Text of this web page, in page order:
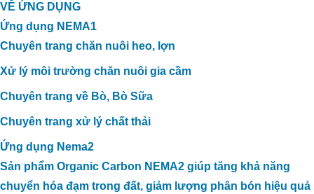
VỀ ỨNG DỤNG
Ứng dụng NEMA1
Chuyên trang chăn nuôi heo, lợn
Xử lý môi trường chăn nuôi gia cầm
Chuyên trang về Bò, Bò Sữa
Chuyên trang xử lý chất thải
Ứng dụng Nema2
Sản phẩm Organic Carbon NEMA2 giúp tăng khả năng
chuyển hóa đạm trong đất, giảm lượng phân bón hiệu quả